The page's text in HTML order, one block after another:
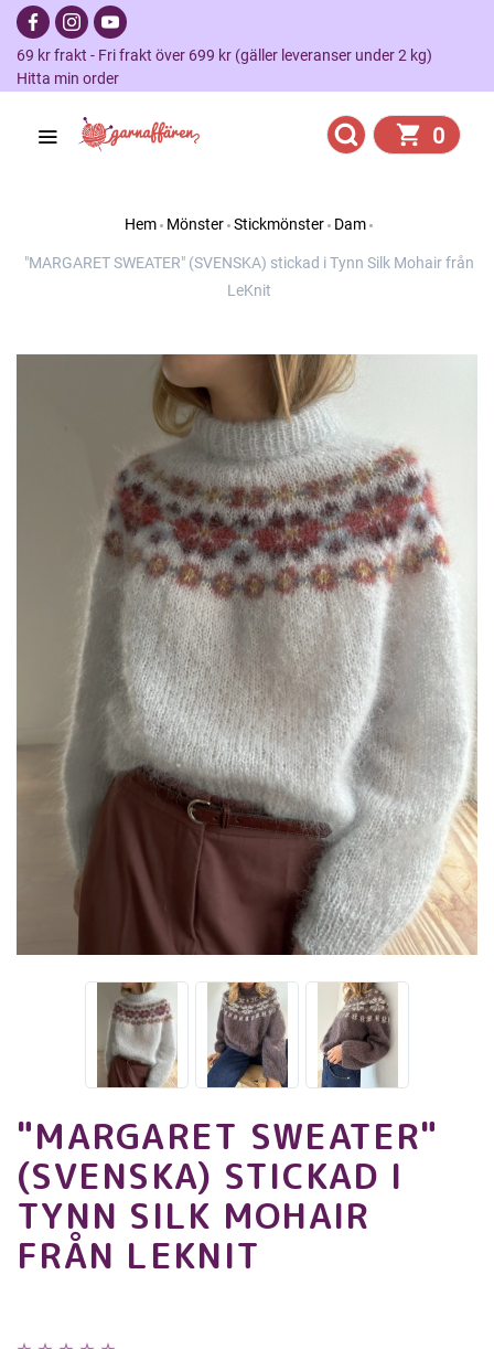
69 kr frakt - Fri frakt över 699 kr (gäller leveranser under 2 kg)
Hitta min order
0
Hem Mönster Stickmönster Dam
"MARGARET SWEATER" (SVENSKA) stickad i Tynn Silk Mohair från
LeKnit
"MARGARET SWEATER"
(SVENSKA) STICKAD I
TYNN SILK MOHAIR
FRÅN LEKNIT